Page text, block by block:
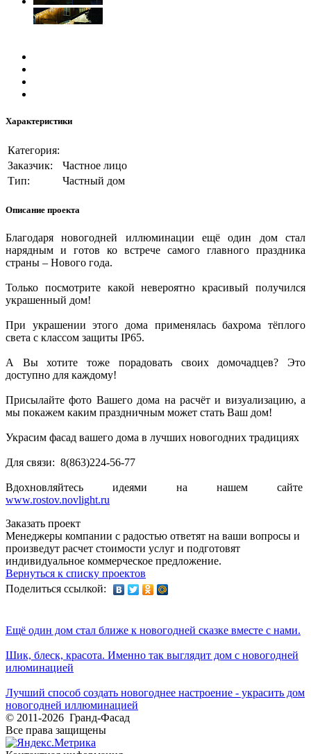
Характеристики
Категория:
Заказчик:
Частное лицо
Тип:
Частный дом
Описание проекта
Благодаря новогодней иллюминации ещё один дом стал
нарядным и готов ко встрече самого главного праздника
страны – Нового года.
Только посмотрите какой невероятно красивый получился
украшенный дом!
При украшении этого дома применялась бахрома тёплого
света с классом защиты IP65.
А Вы хотите тоже порадовать своих домочадцев? Это
доступно для каждому!
Присылайте фото Вашего дома на расчёт и визуализацию, а
мы покажем каким праздничным может стать Ваш дом!
Украсим фасад вашего дома в лучших новогодних традициях
Для связи: 8(863)224-56-77
Вдохновляйтесь идеями на нашем сайте
www.rostov.novlight.ru
Заказать проект
Менеджеры компании с радостью ответят на ваши вопросы и
произведут расчет стоимости услуг и подготовят
индивидуальное коммерческое предложение.
Вернуться к списку проектов
Поделиться ссылкой:
Ещё один дом стал ближе к новогодней сказке вместе с нами.
Шик, блеск, красота. Именно так выглядит дом с новогодней
илюминацией
Лучший способ создать новогоднее настроение - украсить дом
новогодней иллюминацией
© 2011-2026 Гранд-Фасад
Все права защищены